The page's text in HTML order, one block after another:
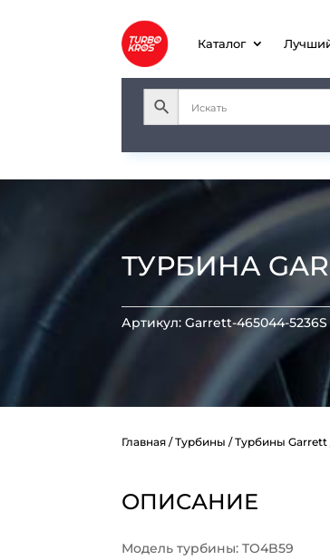
Каталог
ТУРБИНА
Артикул:Garrett-465044-5236S
Главная /Турбины /Турбины Garrett
ОПИСАНИЕ
Модель турбины: TO4B59